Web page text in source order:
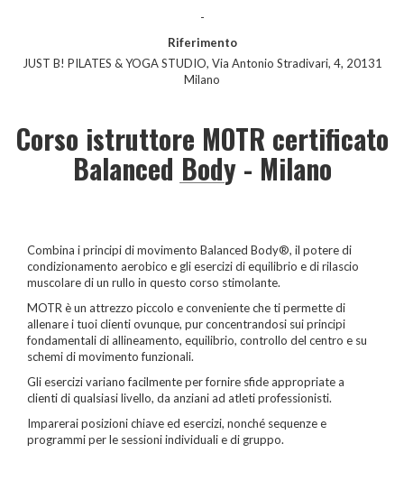
-
Riferimento
JUST B! PILATES & YOGA STUDIO, Via Antonio Stradivari, 4, 20131
Milano
Corso istruttore MOTR certificato
Balanced Body - Milano
Combina i principi di movimento Balanced Body®, il potere di
condizionamento aerobico e gli esercizi di equilibrio e di rilascio
muscolare di un rullo in questo corso stimolante.
MOTR è un attrezzo piccolo e conveniente che ti permette di
allenare i tuoi clienti ovunque, pur concentrandosi sui principi
fondamentali di allineamento, equilibrio, controllo del centro e su
schemi di movimento funzionali.
Gli esercizi variano facilmente per fornire sfide appropriate a
clienti di qualsiasi livello, da anziani ad atleti professionisti.
Imparerai posizioni chiave ed esercizi, nonché sequenze e
programmi per le sessioni individuali e di gruppo.